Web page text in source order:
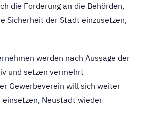
die Forderung an die Behörden,
Sicherheit der Stadt einzusetzen,
werden nach Aussage der
und setzen vermehrt
Gewerbeverein will sich weiter
Neustadt wieder